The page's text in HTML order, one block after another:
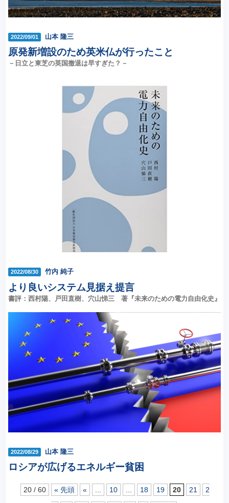
2022/09/01 山本 隆三
原発新増設のため英米仏が行ったこと
－日立と東芝の英国撤退は早すぎた？－
2022/08/30 竹内 純子
より良いシステム見据え提言
書評：西村陽、戸田直樹、穴山悌三 著『未来のための電力自由化史』
2022/08/29 山本 隆三
ロシアが広げるエネルギー貧困
20 / 60 « 先頭 « 10 18 19 20 21 2